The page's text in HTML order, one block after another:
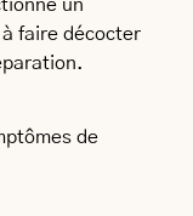
un
faire décocter
de